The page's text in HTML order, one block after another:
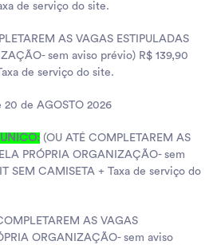
de serviço do site.
AS VAGAS ESTIPULADAS
sem aviso prévio) R$ 139,90
de serviço do site.
20 de AGOSTO 2026
(OU ATÉ COMPLETAREM AS
PRÓPRIA ORGANIZAÇÃO- sem
SEM CAMISETA + Taxa de serviço do
AS VAGAS
ORGANIZAÇÃO- sem aviso